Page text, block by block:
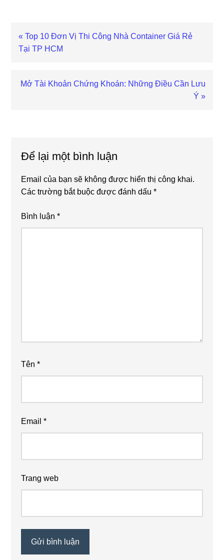
Previous
Post:
« Top 10 Đơn Vị Thi Công Nhà Container Giá Rẻ
Tại TP HCM
Next
Mở Tài Khoản Chứng Khoán: Những Điều Cần Lưu
Ý »
Để lại một bình luận
Email của bạn sẽ không được hiển thị công khai.
Các trường bắt buộc được đánh dấu*
Bình luận*
Tên*
Email*
Trang web